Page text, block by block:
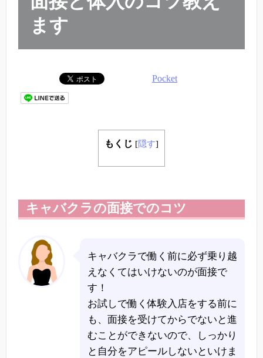
ます
Pocket
もくじ [隠す]
キャバクラの面接でのコツ
キャバクラで働く前に必ず乗り越
えなくてはいけないのが面接で
す！
お試しで働く体験入店をする前に
も、面接を受けてからでないと進
むことができないので、しっかり
と自分をアピールしないといけま